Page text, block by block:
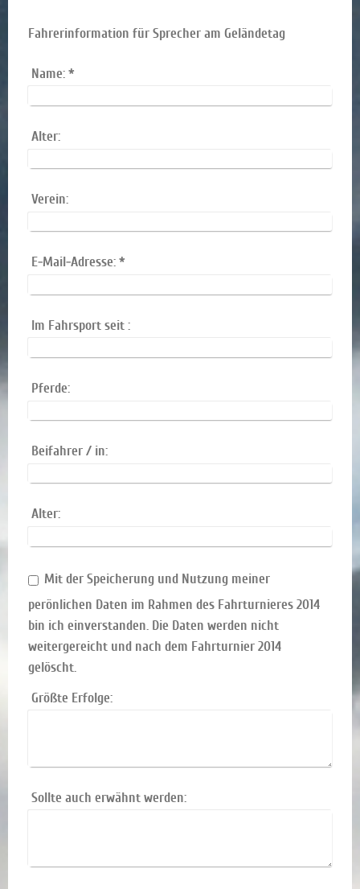
Fahrerinformation für Sprecher am Geländetag
Name:*
Alter:
Verein:
E-Mail-Adresse:*
Im Fahrsport seit :
Pferde:
Beifahrer / in:
Alter:
Mit der Speicherung und Nutzung meiner
perönlichen Daten im Rahmen des Fahrturnieres 2014
bin ich einverstanden. Die Daten werden nicht
weitergereicht und nach dem Fahrturnier 2014
gelöscht.
Größte Erfolge:
Sollte auch erwähnt werden: